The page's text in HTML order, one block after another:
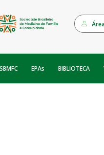
EPAs BIBLIOTECA